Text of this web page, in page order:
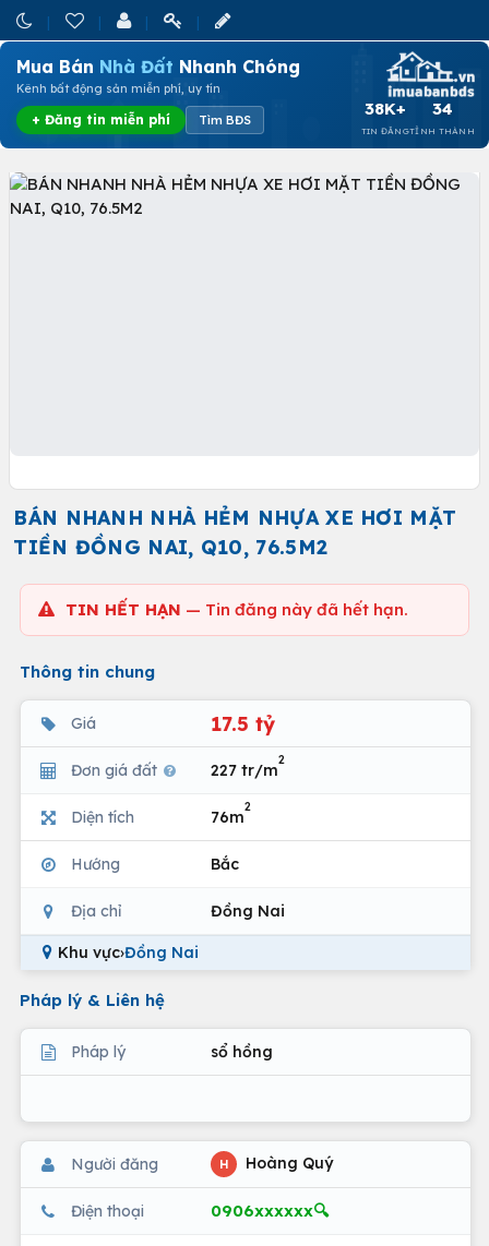
Mua Bán Nhà Đất Nhanh Chóng
Kênh bất động sản miễn phí, uy tín
+ Đăng tin miễn phí Tìm BĐS
38K+
TIN ĐĂNG
34
TỈNH THÀNH
BÁN NHANH NHÀ HẺM NHỰA XE HƠI MẶT
TIỀN ĐỒNG NAI, Q10, 76.5M2
TIN HẾT HẠN — Tin đăng này đã hết hạn.
Thông tin chung
Giá 17.5 tỷ
Đơn giá đất 227 tr/m
2
Diện tích 76m
2
Hướng Bắc
Địa chỉ Đồng Nai
Khu vực›Đồng Nai
Pháp lý & Liên hệ
Pháp lý sổ hồng
Người đăng H Hoàng Quý
Điện thoại 0906xxxxxx🔍